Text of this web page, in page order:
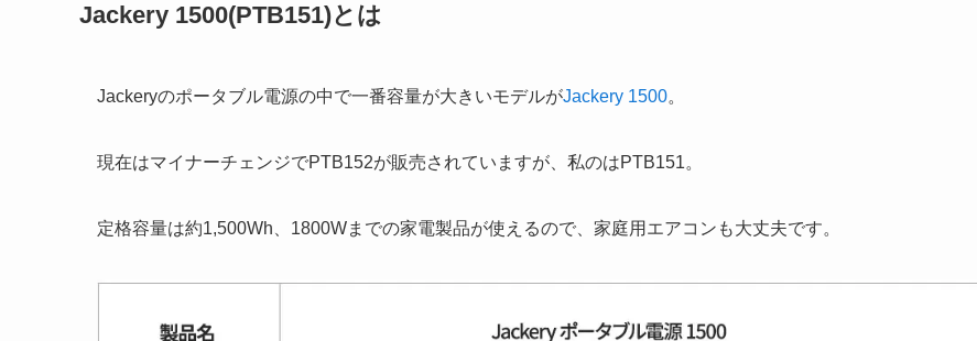
Jackery 1500(PTB151)とは
Jackeryのポータブル電源の中で一番容量が大きいモデルがJackery 1500。
現在はマイナーチェンジでPTB152が販売されていますが、私のはPTB151。
定格容量は約1,500Wh、1800Wまでの家電製品が使えるので、家庭用エアコンも大丈夫です。